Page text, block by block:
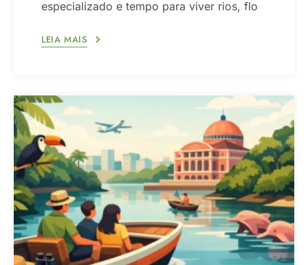
especializado e tempo para viver rios, flo
LEIA MAIS